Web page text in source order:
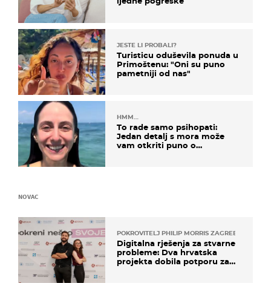
JESTE LI PROBALI?
Turisticu oduševila ponuda u
Primoštenu: "Oni su puno
pametniji od nas"
HMM…
To rade samo psihopati:
Jedan detalj s mora može
vam otkriti puno o
NOVAC
POKROVITELJ PHILIP MORRIS ZAGREB
Digitalna rješenja za stvarne
probleme: Dva hrvatska
projekta dobila potporu za